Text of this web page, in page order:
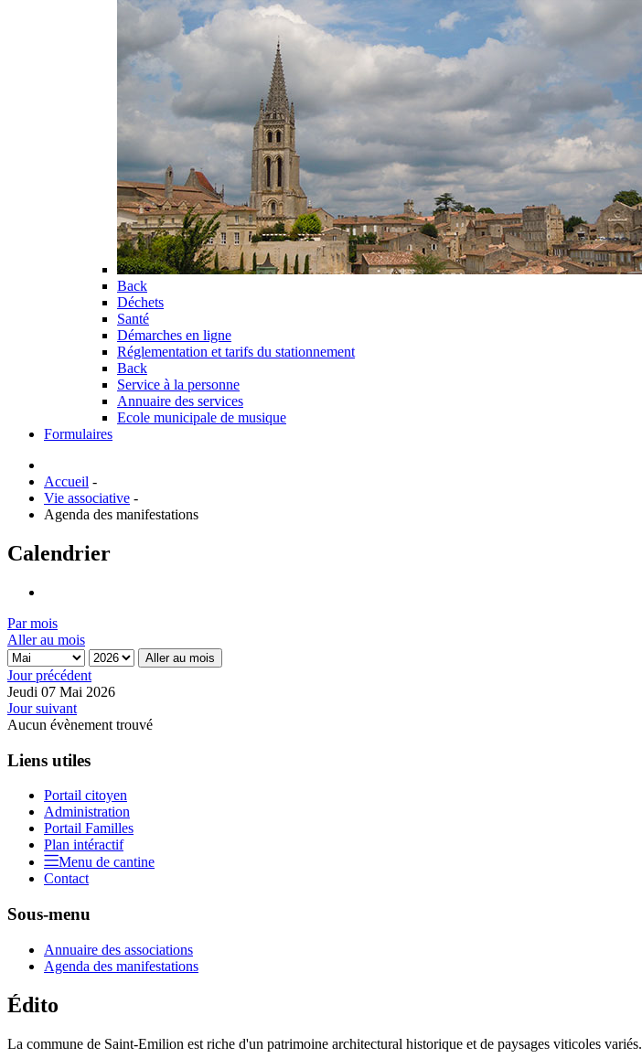
Back
Déchets
Santé
Démarches en ligne
Réglementation et tarifs du stationnement
Back
Service à la personne
Annuaire des services
Ecole municipale de musique
Formulaires
Accueil -
Vie associative -
Agenda des manifestations
Calendrier
Par mois
Aller au mois
Aller au mois
Jour précédent
Jeudi 07 Mai 2026
Jour suivant
Aucun évènement trouvé
Liens utiles
Portail citoyen
Administration
Portail Familles
Plan intéractif
Menu de cantine
Contact
Sous-menu
Annuaire des associations
Agenda des manifestations
Édito
La commune de Saint-Emilion est riche d'un patrimoine architectural historique et de paysages viticoles variés.